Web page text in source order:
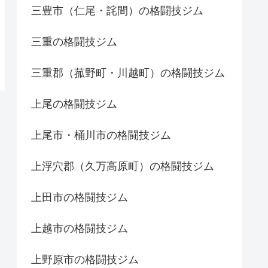
三豊市（仁尾・詫間）の格闘技ジム
三重の格闘技ジム
三重郡（菰野町・川越町）の格闘技ジム
上尾の格闘技ジム
上尾市・桶川市の格闘技ジム
上浮穴郡（久万高原町）の格闘技ジム
上田市の格闘技ジム
上越市の格闘技ジム
上野原市の格闘技ジム